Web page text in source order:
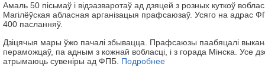
Амаль 50 пісьмаў і відэазваротаў ад дзяцей з розных куткоў
Магілёўская абласная арганізацыя прафсаюзаў. Усяго на
400 пасланняў.
Дзіцячыя мары ўжо пачалі збывацца. Прафсаюзы паабяцалі
пераможцаў, па адным з кожнай вобласці, і з горада Мінска. Усе
атрымаюць сувеніры ад ФПБ. Подробнее